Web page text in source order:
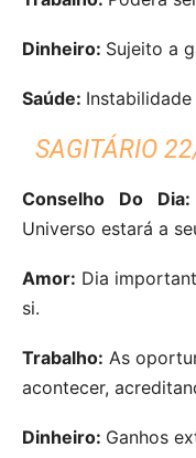
Dinheiro: Sujeito a
Saúde:
SAGITÁRIO
Conselho Do Dia:
Universo estará a
Amor: Dia
si.
Trabalho: As
acontecer,
Dinheiro: Ganhos